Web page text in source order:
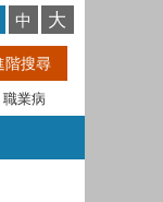
中 大
職業病